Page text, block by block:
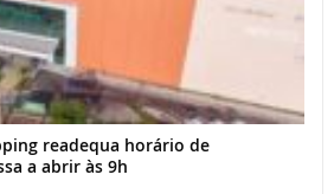
readequa horário de
a abrir às 9h